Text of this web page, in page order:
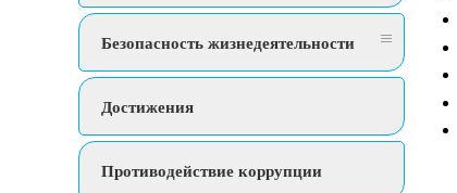
Безопасность жизнедеятельности
Достижения
Противодействие коррупции